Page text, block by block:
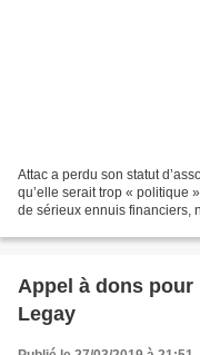
Attac a perdu son statut
qu’elle serait trop « politique
de sérieux ennuis financiers,
Appel à dons
Legay